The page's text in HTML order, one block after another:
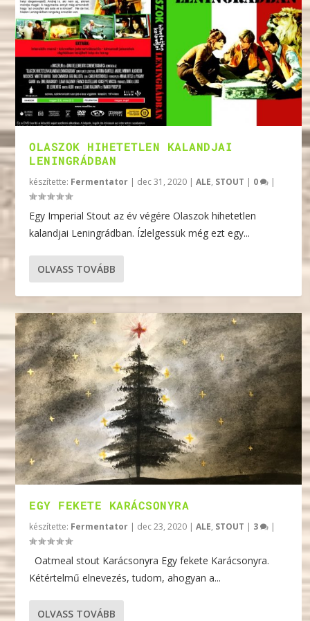
OLASZOK HIHETETLEN KALANDJAI
LENINGRÁDBAN
készítette: Fermentator | dec 31, 2020 |ALE, STOUT | 0 |
Egy Imperial Stout az év végére Olaszok hihetetlen
kalandjai Leningrádban. Ízlelgessük még ezt egy...
OLVASS TOVÁBB
EGY FEKETE KARÁCSONYRA
készítette: Fermentator | dec 23, 2020 |ALE, STOUT | 3 |
Oatmeal stout Karácsonyra Egy fekete Karácsonyra.
Kétértelmű elnevezés, tudom, ahogyan a...
OLVASS TOVÁBB